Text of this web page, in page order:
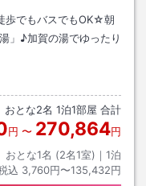
歩でもバスでもOK☆朝
」♪加賀の湯でゆったり
おとな2名 1泊1部屋 合計
円 〜 270,864円
おとな1名 (2名1室)｜ 1泊
込 3,760円〜135,432円